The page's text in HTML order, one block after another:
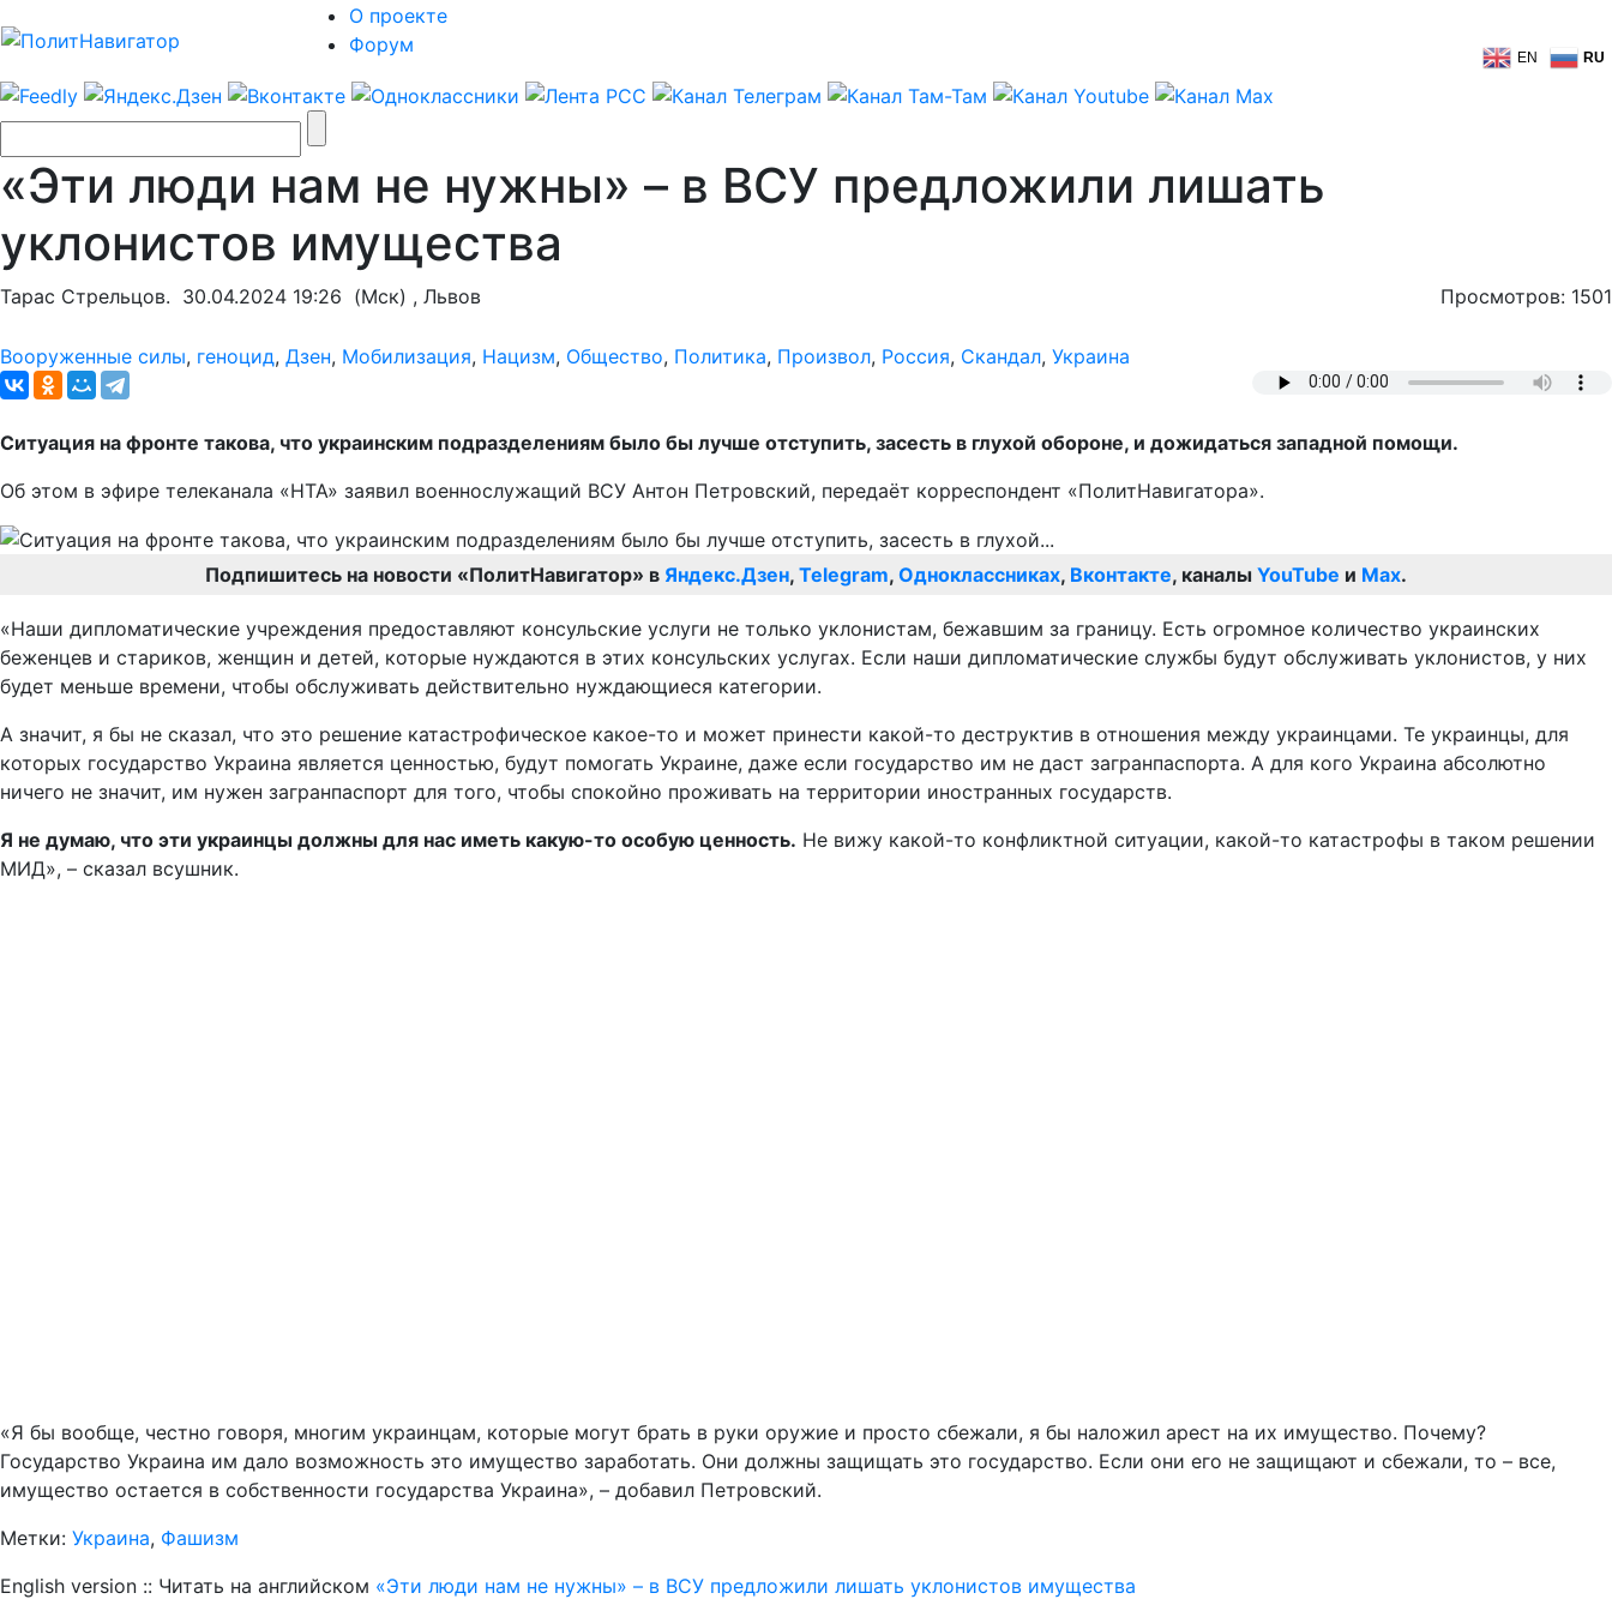
О проекте
Форум
EN RU
«Эти люди нам не нужны» – в ВСУ предложили лишать
уклонистов имущества
Тарас Стрельцов. 30.04.2024 19:26 (Мск) , Львов Просмотров: 1501
Вооруженные силы, геноцид, Дзен, Мобилизация, Нацизм, Общество, Политика, Произвол, Россия, Скандал, Украина
Ситуация на фронте такова, что украинским подразделениям было бы лучше отступить, засесть в глухой обороне, и дожидаться западной помощи.
Об этом в эфире телеканала «НТА» заявил военнослужащий ВСУ Антон Петровский, передаёт корреспондент «ПолитНавигатора».
Подпишитесь на новости «ПолитНавигатор» в Яндекс.Дзен, Telegram, Одноклассниках, Вконтакте, каналы YouTube и Max.
«Наши дипломатические учреждения предоставляют консульские услуги не только уклонистам, бежавшим за границу. Есть огромное количество украинских
беженцев и стариков, женщин и детей, которые нуждаются в этих консульских услугах. Если наши дипломатические службы будут обслуживать уклонистов, у них
будет меньше времени, чтобы обслуживать действительно нуждающиеся категории.
А значит, я бы не сказал, что это решение катастрофическое какое-то и может принести какой-то деструктив в отношения между украинцами. Те украинцы, для
которых государство Украина является ценностью, будут помогать Украине, даже если государство им не даст загранпаспорта. А для кого Украина абсолютно
ничего не значит, им нужен загранпаспорт для того, чтобы спокойно проживать на территории иностранных государств.
Я не думаю, что эти украинцы должны для нас иметь какую-то особую ценность. Не вижу какой-то конфликтной ситуации, какой-то катастрофы в таком решении
МИД», – сказал всушник.
«Я бы вообще, честно говоря, многим украинцам, которые могут брать в руки оружие и просто сбежали, я бы наложил арест на их имущество. Почему?
Государство Украина им дало возможность это имущество заработать. Они должны защищать это государство. Если они его не защищают и сбежали, то – все,
имущество остается в собственности государства Украина», – добавил Петровский.
Метки: Украина, Фашизм
English version :: Читать на английском «Эти люди нам не нужны» – в ВСУ предложили лишать уклонистов имущества